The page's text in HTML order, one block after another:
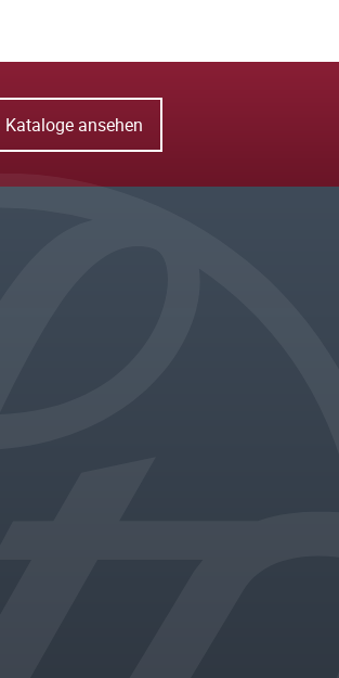
Kataloge ansehen